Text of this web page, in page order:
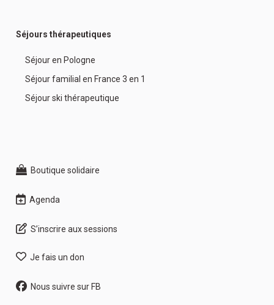
Séjours thérapeutiques
Séjour en Pologne
Séjour familial en France 3 en 1
Séjour ski thérapeutique
Boutique solidaire
Agenda
S’inscrire aux sessions
Je fais un don
Nous suivre sur FB